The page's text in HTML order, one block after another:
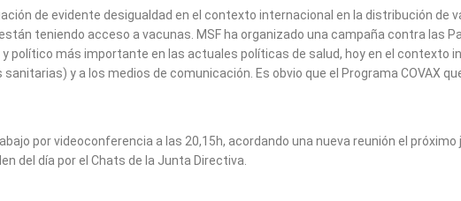
de evidente desigualdad en el contexto internacional en la distribución de
teniendo acceso a vacunas. MSF ha organizado una campaña contra
político más importante en las actuales políticas de salud, hoy en el contexto
y a los medios de comunicación. Es obvio que el Programa COVAX
por videoconferencia a las 20,15h, acordando una nueva reunión el
del día por el Chats de la Junta Directiva.